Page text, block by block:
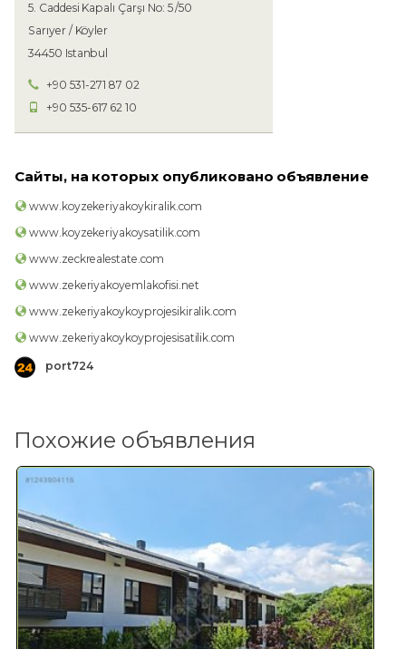
5. Caddesi Kapalı Çarşı No: 5 /50
Sarıyer / Köyler
34450 Istanbul
+90 531-271 87 02
+90 535-617 62 10
Сайты, на которых опубликовано объявление
www.koyzekeriyakoykiralik.com
www.koyzekeriyakoysatilik.com
www.zeckrealestate.com
www.zekeriyakoyemlakofisi.net
www.zekeriyakoykoyprojesikiralik.com
www.zekeriyakoykoyprojesisatilik.com
port724
Похожие объявления